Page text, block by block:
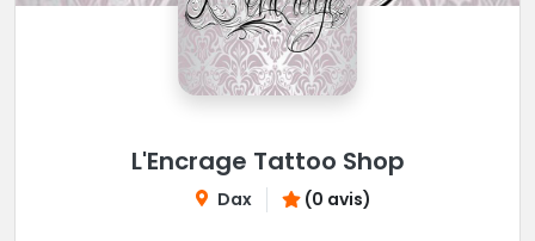
L'Encrage Tattoo Shop
Dax (0 avis)